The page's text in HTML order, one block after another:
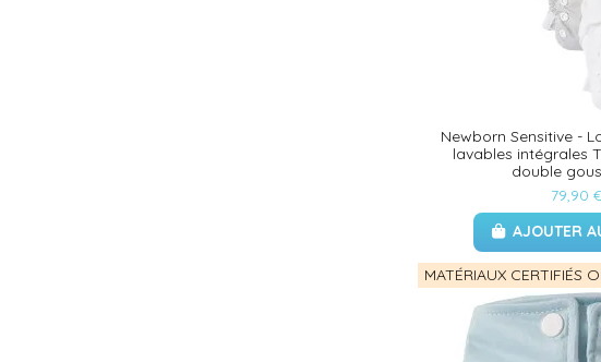
Newborn Sensitive -
lavables intégrales
double
79,90
AJOUTER
MATÉRIAUX CERTIFIÉS